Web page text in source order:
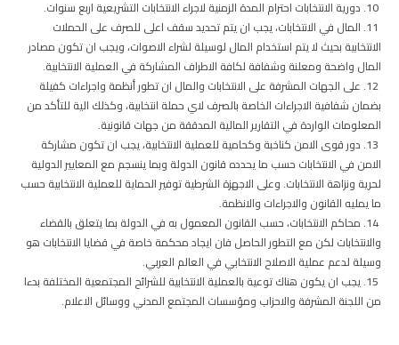
11. المال في الانتخابات، يجب ان يتم تحديد سقف اعلى للصرف على الحملات
الانتخابية بحيث لا يتم استخدام المال لوسيلة لشراء الاصوات، ويجب ان تكون مصادر
المال واضحة ومعلنة وشفافة لكافة الاطراف المشاركة في العملية الانتخابية.
12. على الجهات المشرفة على الانتخابات والمال ان تطور أنظمة واجراءات كفيلة
بضمان شفافية الاجراءات الخاصة بالصرف لاي حملة انتخابية، وكذلك الية للتأكد من
المعلومات الواردة في التقارير المالية المدققة من جهات قانونية.
13. دور قوى الامن كناخبة وكحامية للعملية الانتخابية، يجب ان تكون مشاركة
الامن في الانتخابات حسب ما يحدده قانون الدولة وبما ينسجم مع المعايير الدولية
لحرية ونزاهة الانتخابات. وعلى الاجهزة الشرطية توفير الحماية للعملية الانتخابية حسب
ما يمليه القانون والاجراءات والانظمة.
14. محاكم الانتخابات، حسب القانون المعمول به في الدولة بما يتعلق بالقضاء
والانتخابات لكن مع التطور الحاصل فان ايجاد محكمة خاصة في قضايا الانتخابات هو
وسيلة لدعم عملية الاصلاح الانتخابي في العالم العربي.
15. يجب ان يكون هناك توعية بالعملية الانتخابية للشرائح المجتمعية المختلفة بدءا
من اللجنة المشرفة والاحزاب ومؤسسات المجتمع المدني ووسائل الاعلام.